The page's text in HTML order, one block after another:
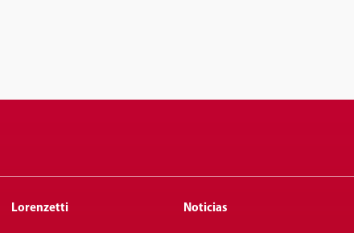
Lorenzetti Noticias